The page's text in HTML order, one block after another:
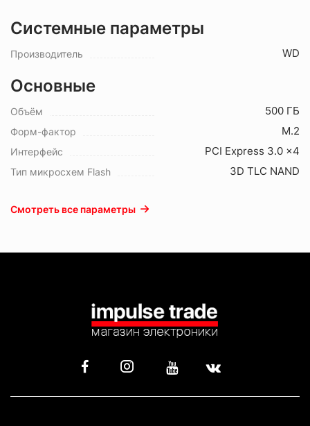
Системные параметры
Производитель WD
Основные
Объём 500 ГБ
Форм-фактор M.2
Интерфейс PCI Express 3.0 x4
Тип микросхем Flash 3D TLC NAND
Смотреть все параметры